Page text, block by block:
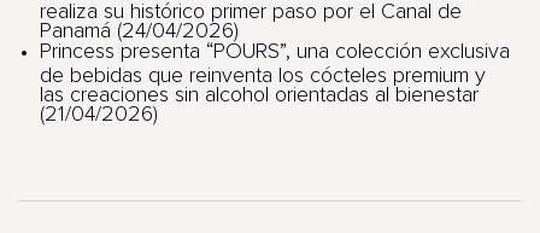
realiza su histórico primer paso por el Canal de
Panamá (24/04/2026)
Princess presenta “POURS”, una colección exclusiva
de bebidas que reinventa los cócteles premium y
las creaciones sin alcohol orientadas al bienestar
(21/04/2026)